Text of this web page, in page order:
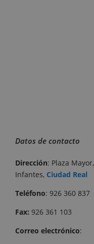
Datos de contacto
Dirección: Plaza
Infantes, Ciudad Real
Teléfono: 926 360 837
Fax: 926 361 103
Correo electrónico: